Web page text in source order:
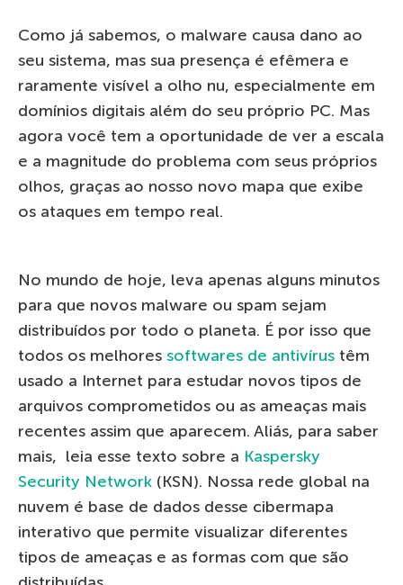
Como já sabemos, o malware causa dano ao
seu sistema, mas sua presença é efêmera e
raramente visível a olho nu, especialmente em
domínios digitais além do seu próprio PC. Mas
agora você tem a oportunidade de ver a escala
e a magnitude do problema com seus próprios
olhos, graças ao nosso novo mapa que exibe
os ataques em tempo real.
No mundo de hoje, leva apenas alguns minutos
para que novos malware ou spam sejam
distribuídos por todo o planeta. É por isso que
todos os melhores softwares de antivírus têm
usado a Internet para estudar novos tipos de
arquivos comprometidos ou as ameaças mais
recentes assim que aparecem. Aliás, para saber
mais, leia esse texto sobre a Kaspersky
Security Network (KSN). Nossa rede global na
nuvem é base de dados desse cibermapa
interativo que permite visualizar diferentes
tipos de ameaças e as formas com que são